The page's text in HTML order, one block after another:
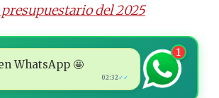
del 2025
WhatsApp 🤩
02:32✓✓
1